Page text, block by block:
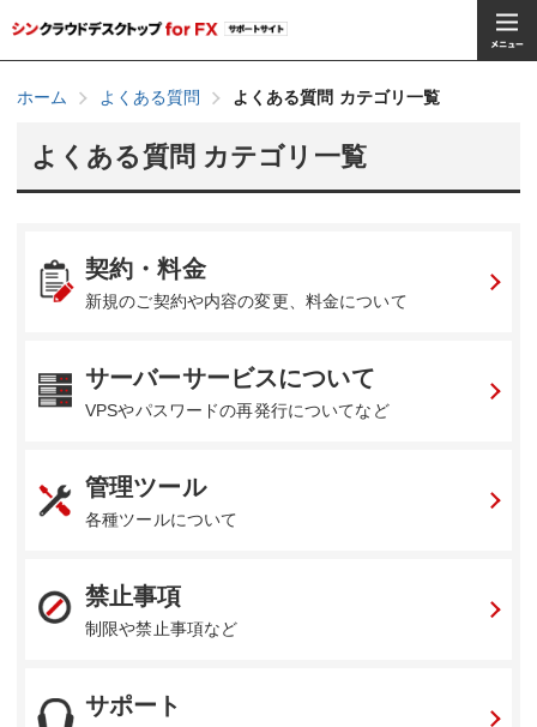
ホーム よくある質問 よくある質問 カテゴリ一覧
よくある質問 カテゴリ一覧
契約・料金
新規のご契約や内容の変更、料金について
サーバーサービスについて
VPSやパスワードの再発行についてなど
管理ツール
各種ツールについて
禁止事項
制限や禁止事項など
サポート